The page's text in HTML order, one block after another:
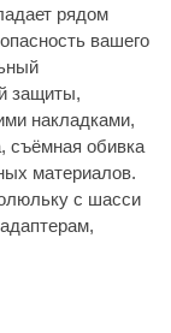
рядом
вашего
защиты,
накладками,
съёмная обивка
материалов.
с шасси